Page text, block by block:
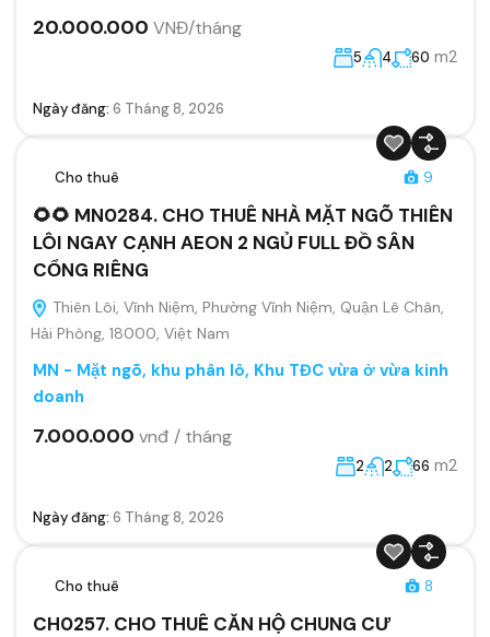
20.000.000 VNĐ/tháng
5 4 60 m2
Ngày đăng: 6 Tháng 8, 2026
Cho thuê 9
🌻🌻 MN0284. CHO THUÊ NHÀ MẶT NGÕ THIÊN
LÔI NGAY CẠNH AEON 2 NGỦ FULL ĐỒ SÂN
CỔNG RIÊNG
Thiên Lôi, Vĩnh Niệm, Phường Vĩnh Niệm, Quận Lê Chân,
Hải Phòng, 18000, Việt Nam
MN - Mặt ngõ, khu phân lô, Khu TĐC vừa ở vừa kinh
doanh
7.000.000 vnđ / tháng
2 2 66 m2
Ngày đăng: 6 Tháng 8, 2026
Cho thuê 8
CH0257. CHO THUÊ CĂN HỘ CHUNG CƯ